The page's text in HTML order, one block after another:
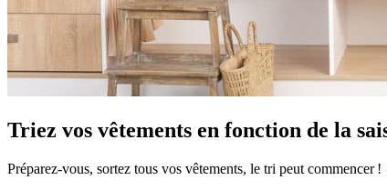
Triez vos vêtements en fonction de la
Préparez-vous, sortez tous vos vêtements, le tri peut commencer !